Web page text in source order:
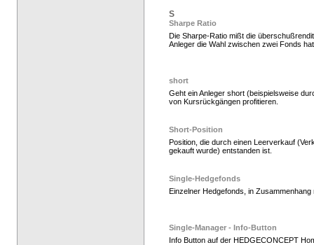
S
Sharpe Ratio
Die Sharpe-Ratio mißt die
Anleger die Wahl zwischen zwei Fonds
short
Geht ein Anleger short (beispielsweise
von Kursrückgängen profitieren.
Short-Position
Position, die durch einen Leerverkauf
gekauft wurde) entstanden ist.
Single-Hedgefonds
Einzelner Hedgefonds, in
Single-Manager - Info-Button
Info Button auf der HEDGECONCEPT